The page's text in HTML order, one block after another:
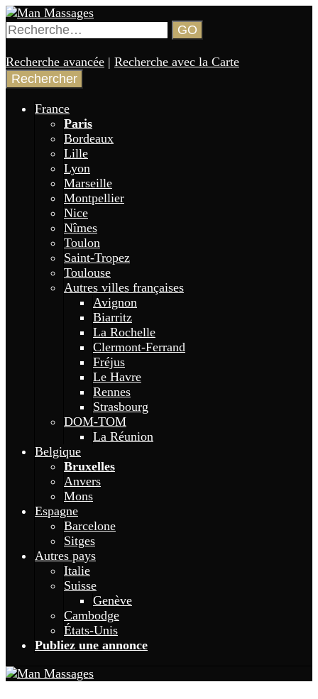
Aller
au
contenu
principal
Man Massages
Rechercher : GO
Recherche avancée | Recherche avec la Carte
France
Paris
Bordeaux
Lille
Lyon
Marseille
Montpellier
Nice
Nîmes
Toulon
Saint-Tropez
Toulouse
Autres villes françaises
Avignon
Biarritz
La Rochelle
Clermont-Ferrand
Fréjus
Le Havre
Rennes
Strasbourg
DOM-TOM
La Réunion
Belgique
Bruxelles
Anvers
Mons
Espagne
Barcelone
Sitges
Autres pays
Italie
Suisse
Genève
Cambodge
États-Unis
Publiez une annonce